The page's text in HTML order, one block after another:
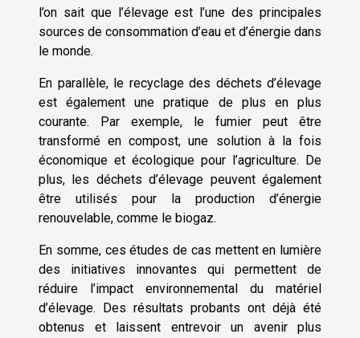
l’on sait que l’élevage est l’une des principales
sources de consommation d’eau et d’énergie dans
le monde.
En parallèle, le recyclage des déchets d’élevage
est également une pratique de plus en plus
courante. Par exemple, le fumier peut être
transformé en compost, une solution à la fois
économique et écologique pour l’agriculture. De
plus, les déchets d’élevage peuvent également
être utilisés pour la production d’énergie
renouvelable, comme le biogaz.
En somme, ces études de cas mettent en lumière
des initiatives innovantes qui permettent de
réduire l’impact environnemental du matériel
d’élevage. Des résultats probants ont déjà été
obtenus et laissent entrevoir un avenir plus